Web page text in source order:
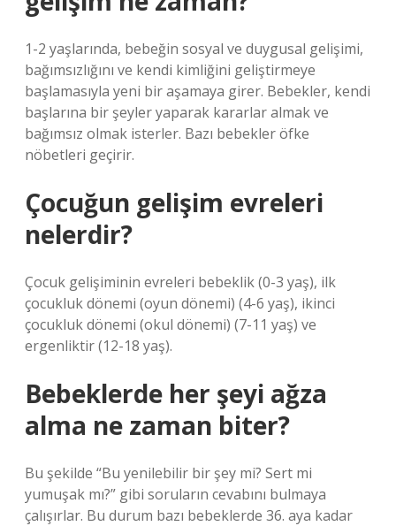
1-2 yaşlarında, bebeğin sosyal ve duygusal gelişimi,
bağımsızlığını ve kendi kimliğini geliştirmeye
başlamasıyla yeni bir aşamaya girer. Bebekler, kendi
başlarına bir şeyler yaparak kararlar almak ve
bağımsız olmak isterler. Bazı bebekler öfke
nöbetleri geçirir.
Çocuğun gelişim evreleri
nelerdir?
Çocuk gelişiminin evreleri bebeklik (0-3 yaş), ilk
çocukluk dönemi (oyun dönemi) (4-6 yaş), ikinci
çocukluk dönemi (okul dönemi) (7-11 yaş) ve
ergenliktir (12-18 yaş).
Bebeklerde her şeyi ağza
alma ne zaman biter?
Bu şekilde “Bu yenilebilir bir şey mi? Sert mi
yumuşak mı?” gibi soruların cevabını bulmaya
çalışırlar. Bu durum bazı bebeklerde 36. aya kadar